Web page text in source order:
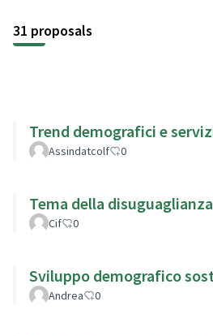
31 proposals
Trend demografici e
Assindatcolf 0
Tema della disuguaglianza
Cif 0
Sviluppo demografico
Andrea 0